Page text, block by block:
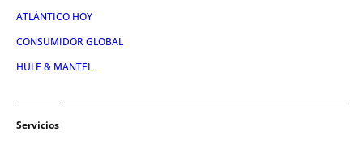
ATLÁNTICO HOY
CONSUMIDOR GLOBAL
HULE & MANTEL
Servicios